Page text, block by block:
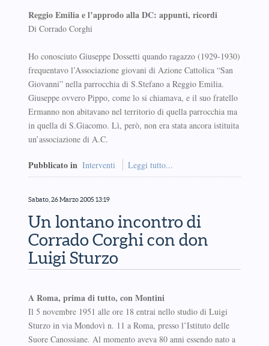
Reggio Emilia e l’approdo alla DC: appunti, ricordi
Di Corrado Corghi
Ho conosciuto Giuseppe Dossetti quando ragazzo (1929-1930)
frequentavo l’Associazione giovani di Azione Cattolica “San
Giovanni” nella parrocchia di S.Stefano a Reggio Emilia.
Giuseppe ovvero Pippo, come lo si chiamava, e il suo fratello
Ermanno non abitavano nel territorio di quella parrocchia ma
in quella di S.Giacomo. Lì, però, non era stata ancora istituita
un’associazione di A.C.
Pubblicato in Interventi Leggi tutto...
Sabato, 26 Marzo 2005 13:19
Un lontano incontro di
Corrado Corghi con don
Luigi Sturzo
A Roma, prima di tutto, con Montini
Il 5 novembre 1951 alle ore 18 entrai nello studio di Luigi
Sturzo in via Mondovì n. 11 a Roma, presso l’Istituto delle
Suore Canossiane. Al momento aveva 80 anni essendo nato a